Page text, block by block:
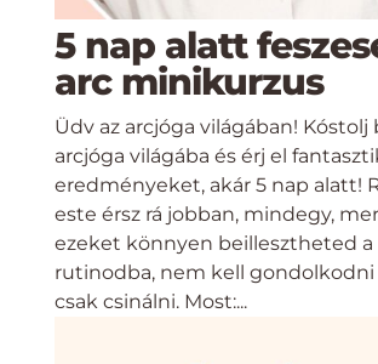
5 nap alatt
arc minikurzus
Üdv az arcjóga világában! Kóstolj
arcjóga világába és érj el
eredményeket, akár 5 nap alatt!
este érsz rá jobban, mindegy,
ezeket könnyen beillesztheted a
rutinodba, nem kell gondolkodni
csak csinálni. Most:...